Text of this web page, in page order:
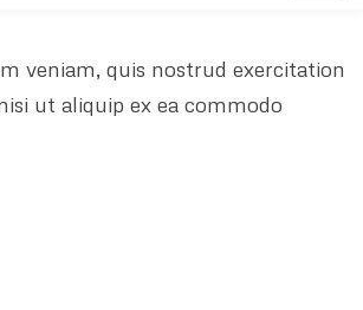
veniam, quis nostrud exercitation
ut aliquip ex ea commodo